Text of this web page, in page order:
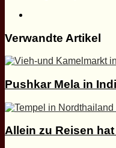
Verwandte Artikel
Pushkar Mela in
Allein zu Reisen